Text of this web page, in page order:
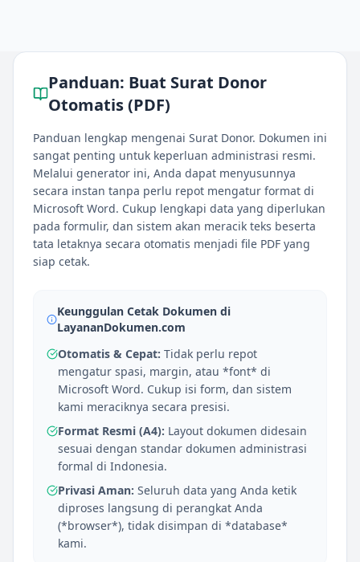
Panduan: Buat Surat Donor
Otomatis (PDF)
Panduan lengkap mengenai Surat Donor. Dokumen ini
sangat penting untuk keperluan administrasi resmi.
Melalui generator ini, Anda dapat menyusunnya
secara instan tanpa perlu repot mengatur format di
Microsoft Word. Cukup lengkapi data yang diperlukan
pada formulir, dan sistem akan meracik teks beserta
tata letaknya secara otomatis menjadi file PDF yang
siap cetak.
Keunggulan Cetak Dokumen di
LayananDokumen.com
Otomatis & Cepat: Tidak perlu repot
mengatur spasi, margin, atau *font* di
Microsoft Word. Cukup isi form, dan sistem
kami meraciknya secara presisi.
Format Resmi (A4): Layout dokumen didesain
sesuai dengan standar dokumen administrasi
formal di Indonesia.
Privasi Aman: Seluruh data yang Anda ketik
diproses langsung di perangkat Anda
(*browser*), tidak disimpan di *database*
kami.